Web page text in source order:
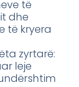
të
dhe
të kryera
zyrtarë:
leje